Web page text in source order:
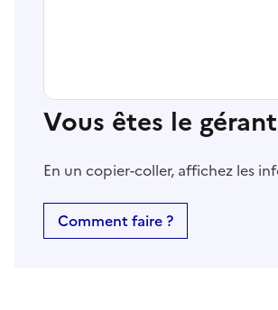
Vous êtes le
En un copier-coller, affichez les
Comment faire ?